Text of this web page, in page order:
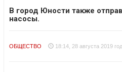
В город Юности также
насосы.
ОБЩЕСТВО 18:14, 28 августа 2019